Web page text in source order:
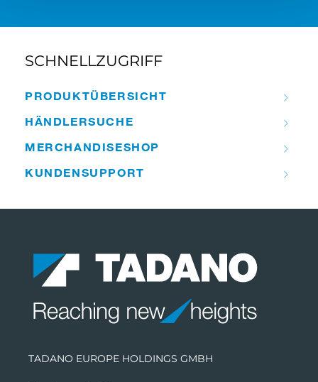
SCHNELLZUGRIFF
PRODUKT­ÜBERSICHT
HÄNDLER­­SUCHE
MERCHANDISE­­SHOP
KUNDEN­­SUPPORT
TADANO EUROPE HOLDINGS GMBH